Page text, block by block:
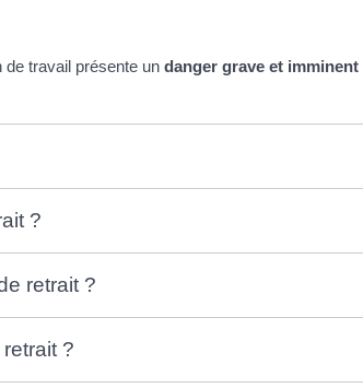
de travail présente un danger grave et imminent
?
retrait ?
?